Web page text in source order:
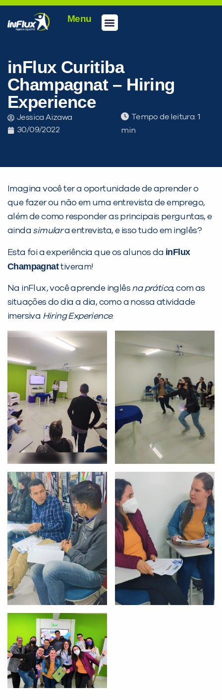
Menu
inFlux Curitiba
Champagnat – Hiring
Experience
Jessica Aizawa
30/09/2022
Tempo de leitura:
Imagina você ter a oportunidade de aprender o
que fazer ou não em uma entrevista de emprego,
além de como responder as principais perguntas, e
ainda simulara entrevista, e isso tudo em inglês?
Esta foi a experiência que os alunos da inFlux
Champagnattiveram!
Na inFlux, você aprende inglês na prática, com as
situações do dia a dia, como a nossa atividade
imersiva Hiring Experience.
PEÇA UMA DEMONSTRAÇÃO DE MÉTODO
Desculpe!
Não encontramos nenhuma unidade
Preencha com seus dados abaixo e
já vamos te colocar em contato
com a:
Você é aluno inFlux?
Sim Não
VOLTAR